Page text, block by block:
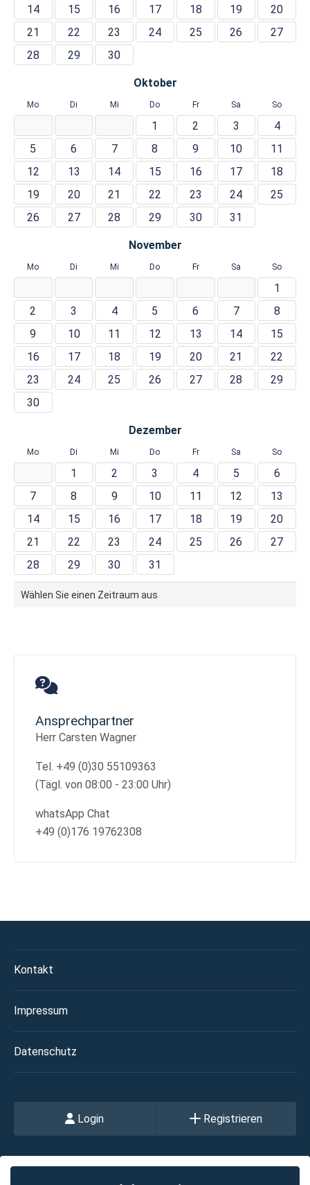
14
15 16 17 18 19
20
21
22 23 24 25 26
27
28
29 30
Oktober
Mo Di Mi Do Fr Sa So
1 2 3
4
5
6 7 8 9 10
11
12
13 14 15 16 17
18
19
20 21 22 23 24
25
26
27 28 29 30 31
November
Mo Di Mi Do Fr Sa So
1
2
3 4 5 6 7
8
9
10 11 12 13 14
15
16
17 18 19 20 21
22
23
24 25 26 27 28
29
30
Dezember
Mo Di Mi Do Fr Sa So
1 2 3 4 5
6
7
8 9 10 11 12
13
14
15 16 17 18 19
20
21
22 23 24 25 26
27
28
29 30 31
Wählen Sie einen Zeitraum aus
Ansprechpartner
Herr Carsten Wagner
Tel. +49 (0)30 55109363
(Tägl. von 08:00 - 23:00 Uhr)
whatsApp Chat
+49 (0)176 19762308
Kontakt
Impressum
Datenschutz
Login Registrieren